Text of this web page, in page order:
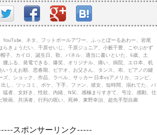
YouTube、ネタ、フットボールアワー、ふっとぼーるあわー、岩尾
らきょうだい、千原せいじ、千原ジュニア、小籔千豊、こやぶかず
子、カイロ、誕生日、歌、パネル、適当に書いといた、6歳、土
腰ふる、発電できる、爆笑、オリジナル、痛い、病院、エロ本、机
いうえお順、思春期、ビデオ、お父さん、タンス、布、ピアノの鍵
、ショック、作品、ラベル、サッカー 日本vsアメリカ、コンビ、
し、ツッコミ、ボケ、下手、ファン、彼女、短時間、溺れてた、パ
猛者、女好き、性欲、内緒、NSC、感極まりすぎて、号泣、感動、仕
映画、共演者、行列の呪い、死神、東野幸治、超先手型自粛
スポンサーリンク-----